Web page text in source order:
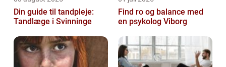
Din guide til tandpleje:
Tandlæge i Svinninge
Find ro og balance med
en psykolog Viborg